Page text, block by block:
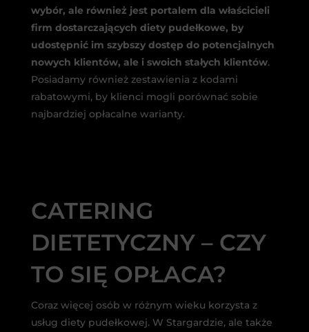
wybór, ale również jest portalem dla właścicieli
firm dostarczających diety pudełkowe, by
udostępnić im szybszy dostęp do potencjalnych
nowych klientów, ale i swoich stałych klientów.
Posiadamy również zestawienia z kodami
rabatowymi, by klienci mogli porównać sobie
najbardziej opłacalne warianty.
CATERING
DIETETYCZNY – CZY
TO SIĘ OPŁACA?
Coraz więcej osób w różnym wieku korzysta z
usług diety pudełkowej. W Stargardzie, ale także